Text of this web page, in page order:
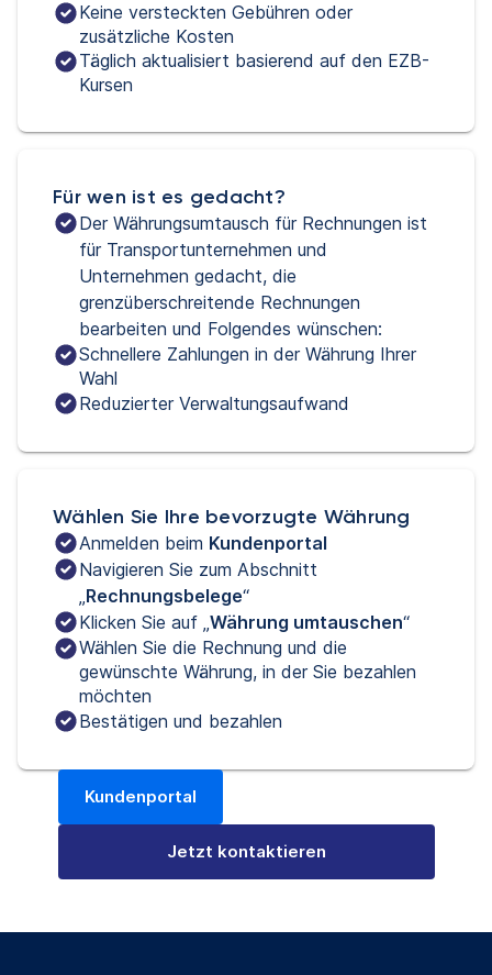
Keine versteckten Gebühren oder
zusätzliche Kosten
Täglich aktualisiert basierend auf den EZB-
Kursen
Für wen ist es gedacht?
Der Währungsumtausch für Rechnungen ist
für Transportunternehmen und
Unternehmen gedacht, die
grenzüberschreitende Rechnungen
bearbeiten und Folgendes wünschen:
Schnellere Zahlungen in der Währung Ihrer
Wahl
Reduzierter Verwaltungsaufwand
Wählen Sie Ihre bevorzugte Währung
Anmelden beim Kundenportal
Navigieren Sie zum Abschnitt
„Rechnungsbelege“
Klicken Sie auf „Währung umtauschen“
Wählen Sie die Rechnung und die
gewünschte Währung, in der Sie bezahlen
möchten
Bestätigen und bezahlen
Kundenportal
Jetzt kontaktieren